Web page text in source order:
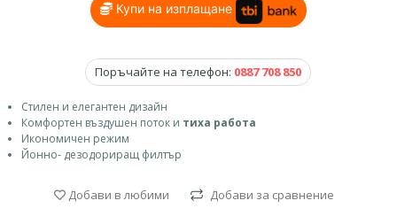
Купи на изплащане
Поръчайте на телефон: 0887 708 850
Стилен и елегантен дизайн
Комфортен въздушен поток и тиха работа
Икономичен режим
Йонно- дезодориращ филтър
Добави в любими Добави за сравнение